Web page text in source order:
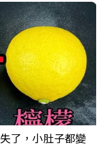
藝術！The Seedin
》6月開始將餐飲結
浸式飲食饗宴
老字號台菜餐廳「義
舞昇平的 30 年代，
夫菜
了，小肚子都變